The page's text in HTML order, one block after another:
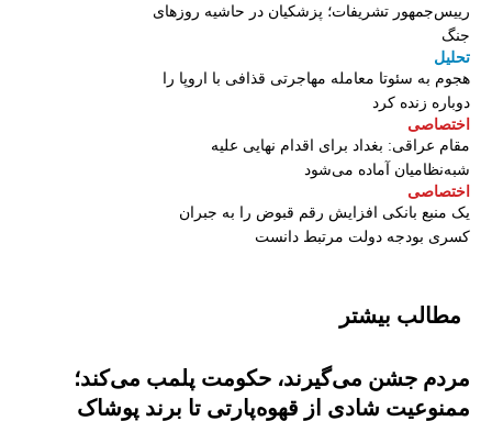
رییس‌جمهور تشریفات؛ پزشکیان در حاشیه روزهای
جنگ
تحلیل
هجوم به سئوتا معامله مهاجرتی قذافی با اروپا را
دوباره زنده کرد
اختصاصی
مقام عراقی: بغداد برای اقدام نهایی علیه
شبه‌نظامیان آماده می‌شود
اختصاصی
یک منبع بانکی افزایش رقم قبوض را به جبران
کسری بودجه دولت مرتبط دانست
مطالب بیشتر
مردم جشن می‌گیرند، حکومت پلمب می‌کند؛
ممنوعیت شادی از قهوه‌پارتی تا برند پوشاک